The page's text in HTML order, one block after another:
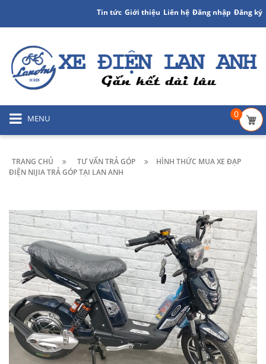
Tin tức Giới thiệu Liên hệ Đăng nhập Đăng ký
MENU 0
TRANG CHỦ TƯ VẤN TRẢ GÓP
HÌNH THỨC MUA XE ĐẠP
ĐIỆN NIJIA TRẢ GÓP TẠI LAN ANH